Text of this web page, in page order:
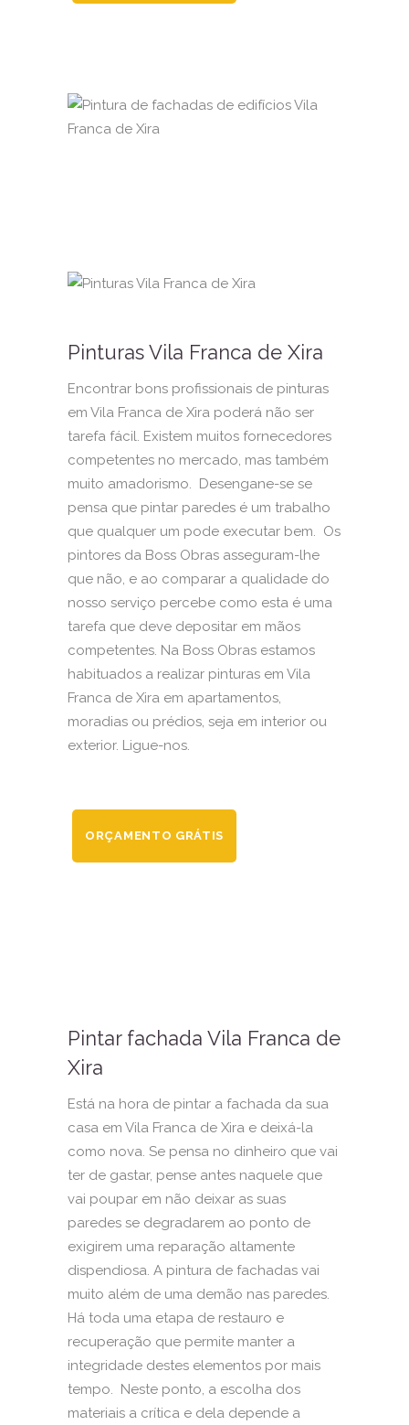
Pinturas Vila Franca de Xira
Encontrar bons profissionais de pinturas
em Vila Franca de Xira poderá não ser
tarefa fácil. Existem muitos fornecedores
competentes no mercado, mas também
muito amadorismo. Desengane-se se
pensa que pintar paredes é um trabalho
que qualquer um pode executar bem. Os
pintores da Boss Obras asseguram-lhe
que não, e ao comparar a qualidade do
nosso serviço percebe como esta é uma
tarefa que deve depositar em mãos
competentes. Na Boss Obras estamos
habituados a realizar pinturas em Vila
Franca de Xira em apartamentos,
moradias ou prédios, seja em interior ou
exterior. Ligue-nos.
ORÇAMENTO GRÁTIS
Pintar fachada Vila Franca de
Xira
Está na hora de pintar a fachada da sua
casa em Vila Franca de Xira e deixá-la
como nova. Se pensa no dinheiro que vai
ter de gastar, pense antes naquele que
vai poupar em não deixar as suas
paredes se degradarem ao ponto de
exigirem uma reparação altamente
dispendiosa. A pintura de fachadas vai
muito além de uma demão nas paredes.
Há toda uma etapa de restauro e
recuperação que permite manter a
integridade destes elementos por mais
tempo. Neste ponto, a escolha dos
materiais a crítica e dela depende a